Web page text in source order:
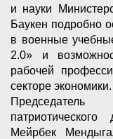
и науки
Баукен подробно
в военные
2.0» и
рабочей
секторе экономики.
Мейрбек